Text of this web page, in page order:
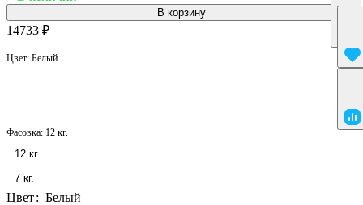
В корзину
14733 ₽
Цвет: Белый
Фасовка: 12 кг.
12 кг.
7 кг.
Цвет: Белый